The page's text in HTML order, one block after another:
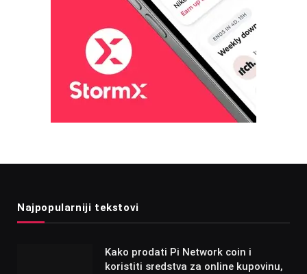
Najpopularniji tekstovi
Kako prodati Pi Network coin i
koristiti sredstva za online kupovinu,